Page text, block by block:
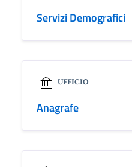
Servizi Demografici
UFFICIO
Anagrafe